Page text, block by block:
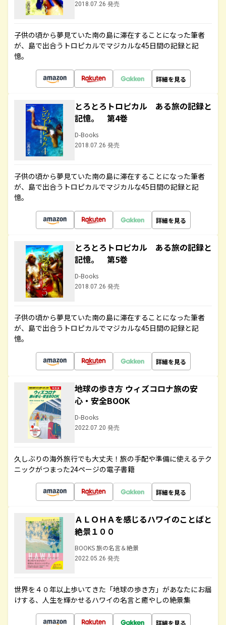
2018.07.26 発売
子供の頃から夢見ていた南の島に滞在することになった筆者
が、島で出合うトロピカルでマジカルな45日間の記録と記
憶。
詳細を見る
とろとろトロピカル ある旅の記録と
記憶。 第4巻
D-Books
2018.07.26 発売
子供の頃から夢見ていた南の島に滞在することになった筆者
が、島で出合うトロピカルでマジカルな45日間の記録と記
憶。
詳細を見る
とろとろトロピカル ある旅の記録と
記憶。 第5巻
D-Books
2018.07.26 発売
子供の頃から夢見ていた南の島に滞在することになった筆者
が、島で出合うトロピカルでマジカルな45日間の記録と記
憶。
詳細を見る
地球の歩き方 ウィズコロナ旅の安
心・安全BOOK
D-Books
2022.07.20 発売
久しぶりの海外旅行でも大丈夫！旅の手配や準備に使えるテク
ニックがつまった24ページの電子書籍
詳細を見る
ＡＬＯＨＡを感じるハワイのことばと
絶景１００
BOOKS 旅の名言＆絶景
2022.05.26 発売
世界を４０年以上歩いてきた「地球の歩き方」があなたにお届
けする、人生を輝かせるハワイの名言と癒やしの絶景集
詳細を見る